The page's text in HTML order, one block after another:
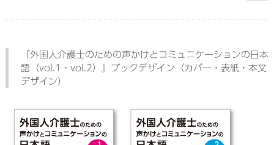
『外国人介護士のための声かけとコミュニケーションの日本
語（vol.1・vol.2）』ブックデザイン（カバー・表紙・本文
デザイン）